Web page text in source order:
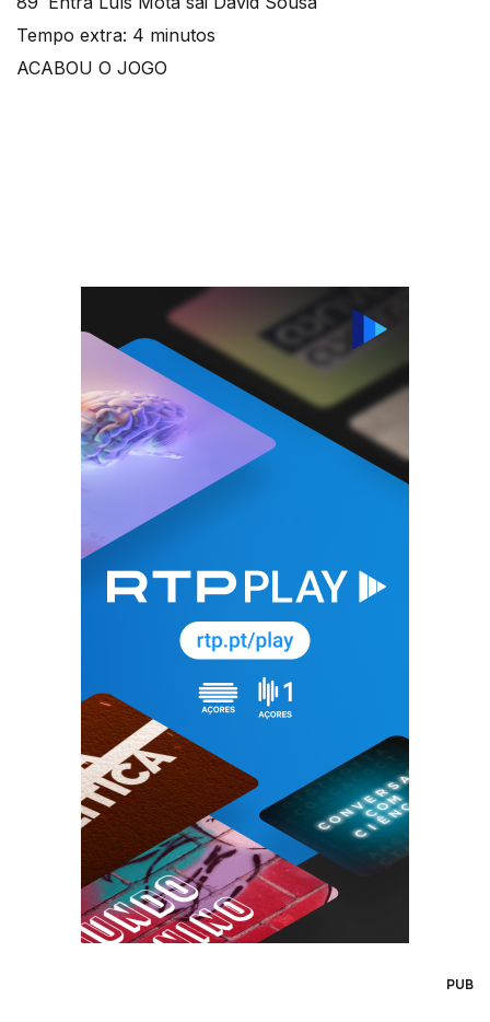
Tempo extra: 4 minutos
ACABOU O JOGO
PUB